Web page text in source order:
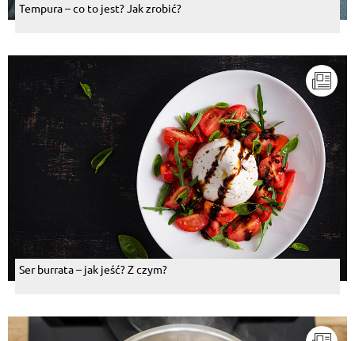
Tempura – co to jest? Jak zrobić?
Ser burrata – jak jeść? Z czym?